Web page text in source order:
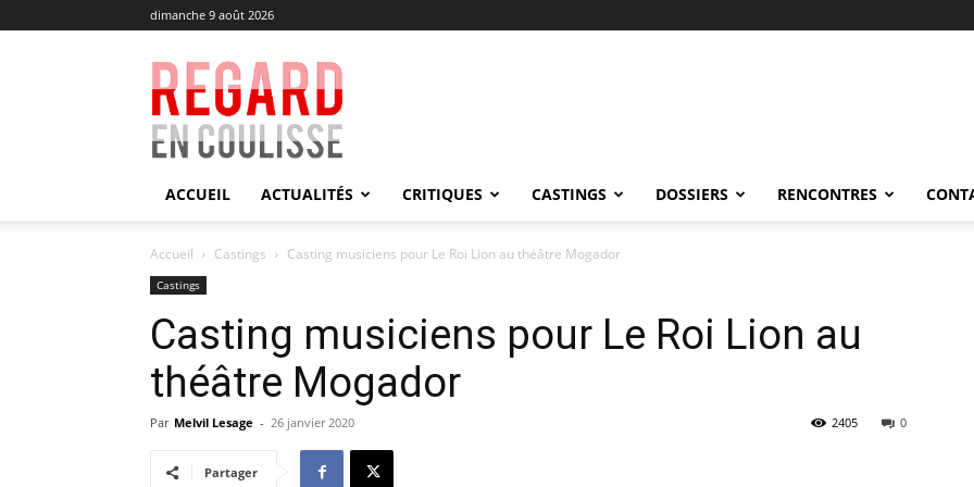
dimanche 9 août 2026
Regard
en
Coulisse
ACCUEIL ACTUALITÉS CRITIQUES CASTINGS DOSSIERS RENCONTRES
Accueil Castings Casting musiciens pour Le Roi Lion au théâtre Mogador
Castings
Casting musiciens pour Le Roi Lion au
théâtre Mogador
Par Melvil Lesage - 26 janvier 2020 0
2405
Partager